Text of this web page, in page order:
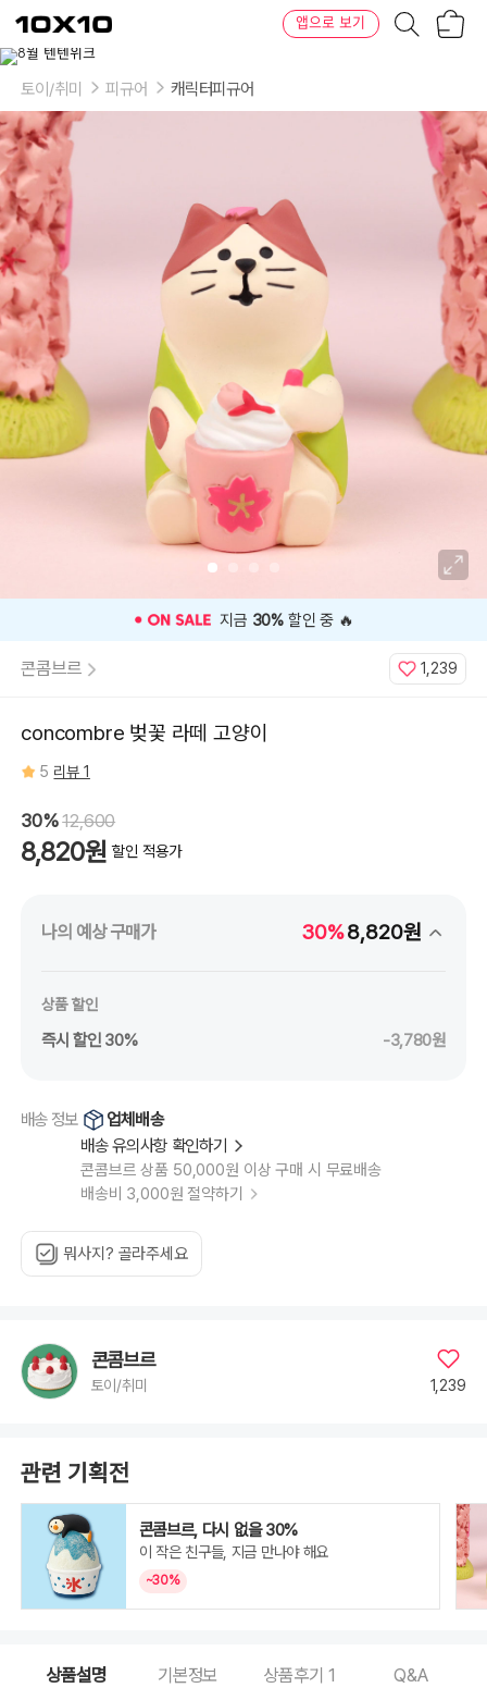
텐
바
텐
앱으로 보기
토이/취미 피규어 캐릭터피규어
⭐️ 고객 평점5 인기 상품 ⭐️
콘콤브르 1,239
concombre 벚꽃 라떼 고양이
5 리뷰 1
30%12,600
8,820원 할인 적용가
나의 예상 구매가 30%8,820원
상품 할인
즉시 할인 30% -3,780원
배송 정보
업체배송
배송 유의사항 확인하기
콘콤브르 상품 50,000원 이상 구매 시 무료배송
배송비 3,000원 절약하기
뭐사지? 골라주세요
콘콤브르
토이/취미 1,239
관련 기획전
콘콤브르, 다시 없을 30%
이 작은 친구들, 지금 만나야 해요
~30%
상품설명 기본정보 상품후기 1 Q&A